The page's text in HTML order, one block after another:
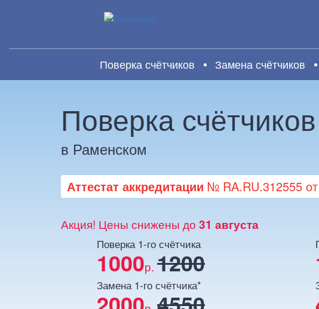
Поверка счётчиков Замена счётчиков
Поверка
в Раменском
Аттестат аккредитации № RA.RU.312555
Акция! Цены снижены до 31 августа
Поверка 1-го счётчика
1000р. 1200
Замена 1-го счётчика*